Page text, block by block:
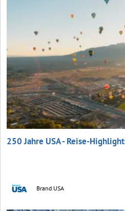
250 Jahre USA - Reise-
Brand USA